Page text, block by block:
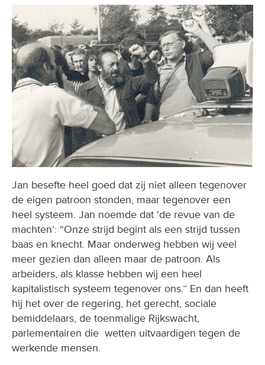
Jan besefte heel goed dat zij niet alleen tegenover
de eigen patroon stonden, maar tegenover een
heel systeem. Jan noemde dat ‘de revue van de
machten’: “Onze strijd begint als een strijd tussen
baas en knecht. Maar onderweg hebben wij veel
meer gezien dan alleen maar de patroon. Als
arbeiders, als klasse hebben wij een heel
kapitalistisch systeem tegenover ons.” En dan heeft
hij het over de regering, het gerecht, sociale
bemiddelaars, de toenmalige Rijkswacht,
parlementairen die wetten uitvaardigen tegen de
werkende mensen.